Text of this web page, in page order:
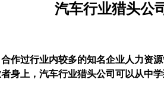
汽车行业猎头公
作过行业内较多的知名企业人力资
身上， 汽车行业猎头公司可以从中